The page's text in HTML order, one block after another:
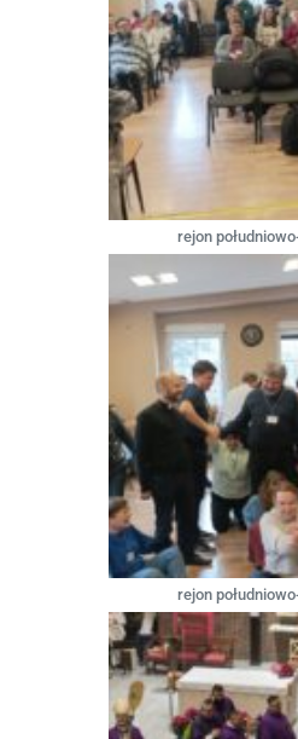
rejon
rejon